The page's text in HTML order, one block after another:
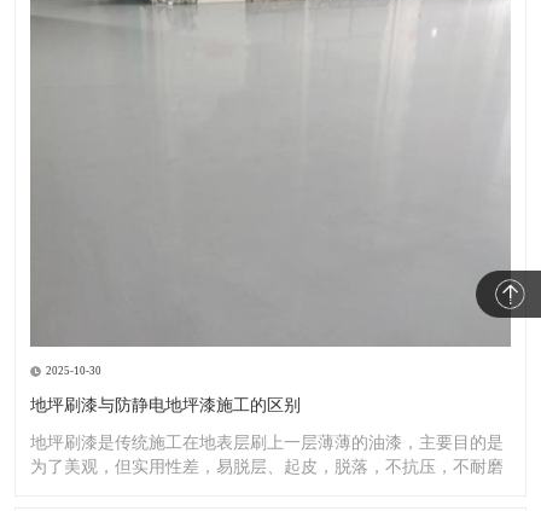
2025-10-30
地坪刷漆与防静电地坪漆施工的区别
地坪刷漆是传统施工在地表层刷上一层薄薄的油漆，主要目的是
为了美观，但实用性差，易脱层、起皮，脱落，不抗压，不耐磨